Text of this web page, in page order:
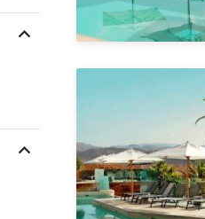
expand_more
expand_more